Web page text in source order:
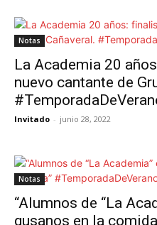
Notas
La Academia 20
nuevo cantante de
Invitado - junio 28, 2022
Notas
“Alumnos de “La
gusanos en la